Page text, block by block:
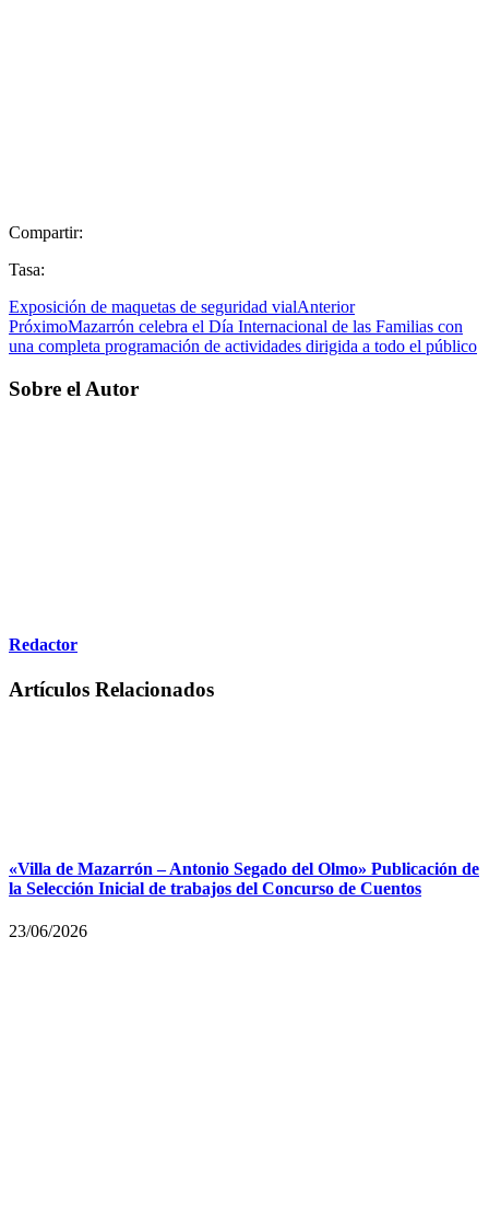
Compartir:
Tasa:
Exposición de maquetas de seguridad vialAnterior
PróximoMazarrón celebra el Día Internacional de las Familias con
una completa programación de actividades dirigida a todo el público
Sobre el Autor
Redactor
Artículos Relacionados
«Villa de Mazarrón – Antonio Segado del Olmo» Publicación de
la Selección Inicial de trabajos del Concurso de Cuentos
23/06/2026